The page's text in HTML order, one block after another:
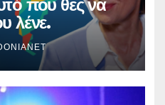
που θες να
λένε.